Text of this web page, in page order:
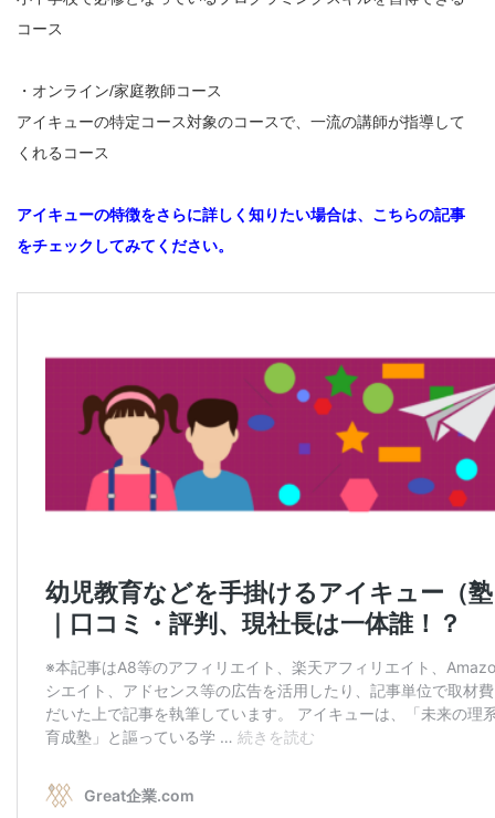
コース
・オンライン/家庭教師コース
アイキューの特定コース対象のコースで、一流の講師が指導して
くれるコース
アイキューの特徴をさらに詳しく知りたい場合は、こちらの記事
をチェックしてみてください。